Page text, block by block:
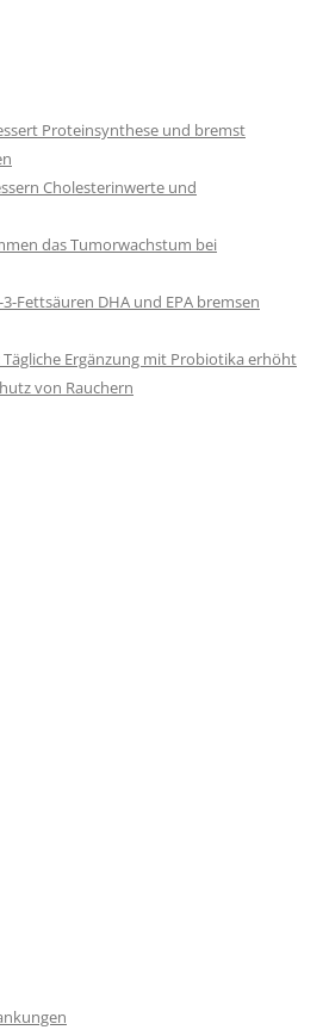
Proteinsynthese und bremst
Cholesterinwerte und
das Tumorwachstum bei
Fettsäuren DHA und EPA bremsen
Ergänzung mit Probiotika erhöht
von Rauchern